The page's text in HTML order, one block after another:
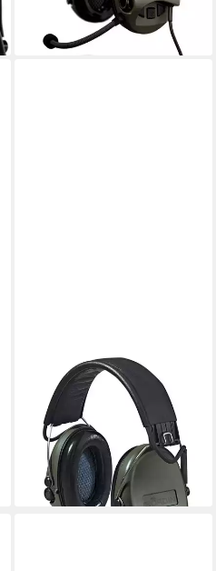
690,00 €
lieferbar - in 6-7 Werktagen bei dir
Kapselgehörschutz
Gehörschutz Supreme Pro
200,99 € UVP 245,00 €
-18%
lieferbar - in 2-3 Werktagen bei dir